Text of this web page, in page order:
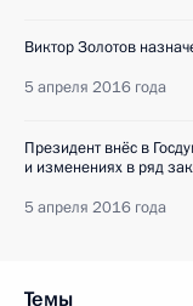
Виктор Золотов
5 апреля 2016 года
Президент внёс в
и изменениях в ряд
5 апреля 2016 года
Темы